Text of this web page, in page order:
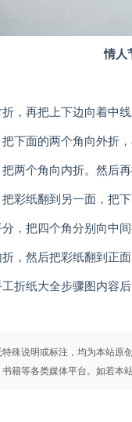
情人
再把上下边向着中线
面的两个角向外折，
个角向内折。然后再
纸翻到另一面，把下
把四个角分别向中间
然后把彩纸翻到正面
纸大全步骤图内容后
殊说明或标注，均为本站原
籍等各类媒体平台。如若本